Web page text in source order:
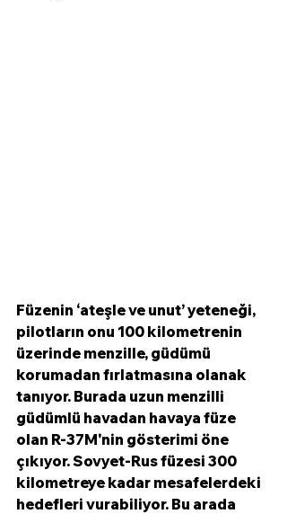
Füzenin ‘ateşle ve unut’ yeteneği,
pilotların onu 100 kilometrenin
üzerinde menzille, güdümü
korumadan fırlatmasına olanak
tanıyor. Burada uzun menzilli
güdümlü havadan havaya füze
olan R-37M'nin gösterimi öne
çıkıyor. Sovyet-Rus füzesi 300
kilometreye kadar mesafelerdeki
hedefleri vurabiliyor. Bu arada